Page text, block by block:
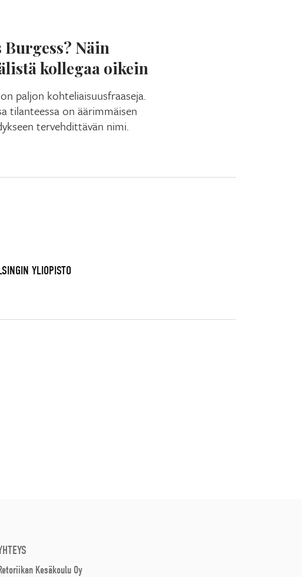
Näin
kollegaa oikein
paljon kohteliaisuusfraaseja.
tilanteessa on äärimmäisen
tervehdittävän nimi.
YLIOPISTO
Kesäkoulu Oy